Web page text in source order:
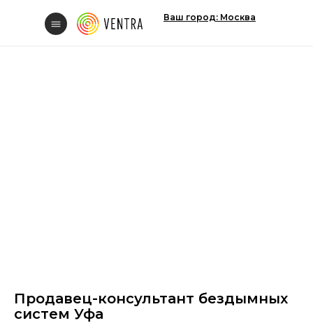
Ваш город: Москва
Продавец-консультант бездымных
систем Уфа